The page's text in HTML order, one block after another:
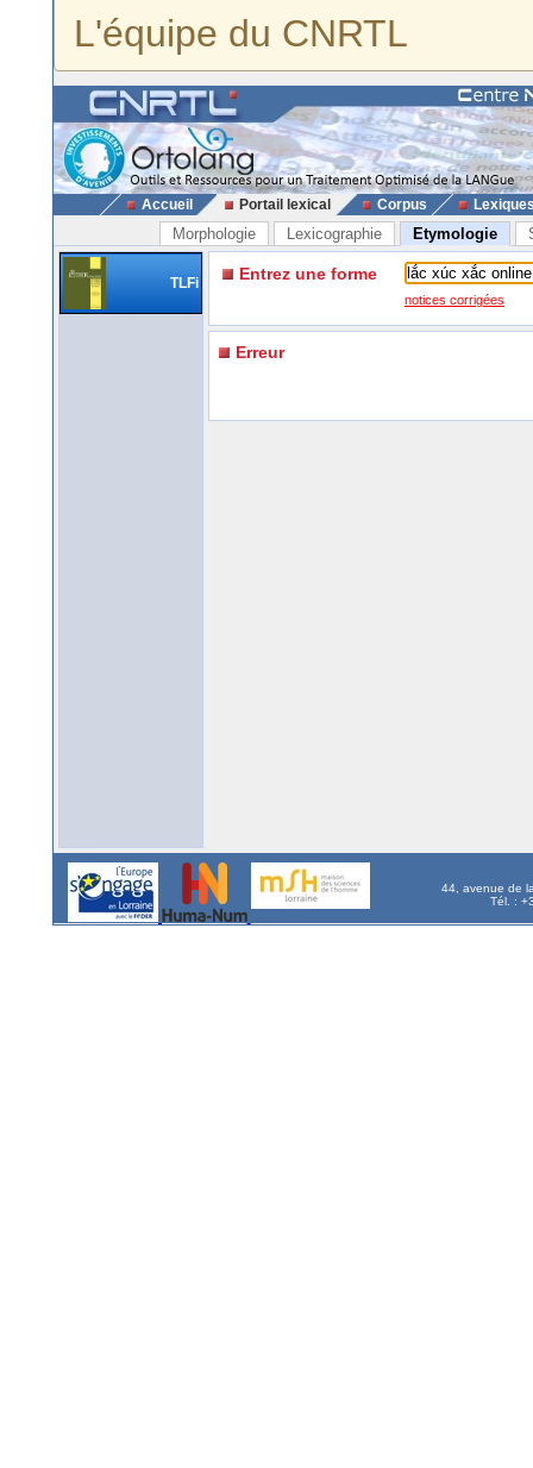
L'équipe du CNRTL
Accueil Portail lexical Corpus
Morphologie Lexicographie Etymologie
TLFi Entrez une forme
notices corrigées
Erreur
44, avenue de
Tél. :